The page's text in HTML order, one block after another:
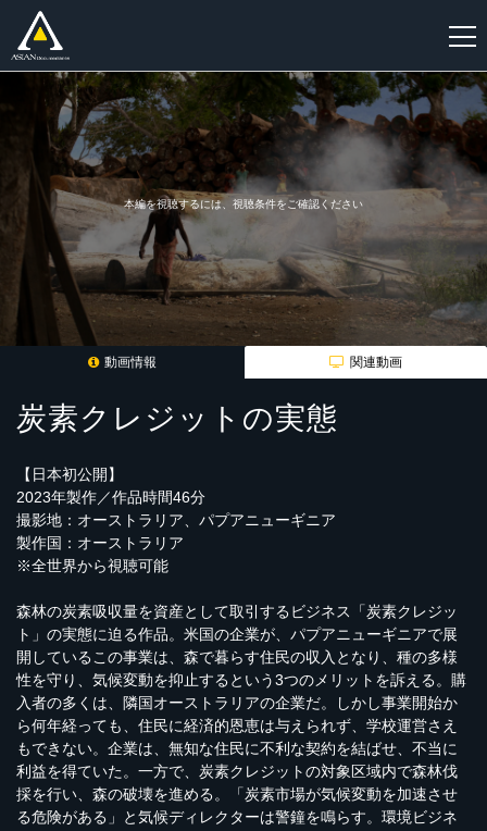
新
規
録
本編を視聴するには、視聴条件をご確認ください
動画情報 関連動画
炭素クレジットの実態
【日本初公開】
2023年製作／作品時間46分
撮影地：オーストラリア、パプアニューギニア
製作国：オーストラリア
※全世界から視聴可能
森林の炭素吸収量を資産として取引するビジネス「炭素クレジッ
ト」の実態に迫る作品。米国の企業が、パプアニューギニアで展
開しているこの事業は、森で暮らす住民の収入となり、種の多様
性を守り、気候変動を抑止するという3つのメリットを訴える。購
入者の多くは、隣国オーストラリアの企業だ。しかし事業開始か
ら何年経っても、住民に経済的恩恵は与えられず、学校運営さえ
もできない。企業は、無知な住民に不利な契約を結ばせ、不当に
利益を得ていた。一方で、炭素クレジットの対象区域内で森林伐
採を行い、森の破壊を進める。「炭素市場が気候変動を加速させ
る危険がある」と気候ディレクターは警鐘を鳴らす。環境ビジネ